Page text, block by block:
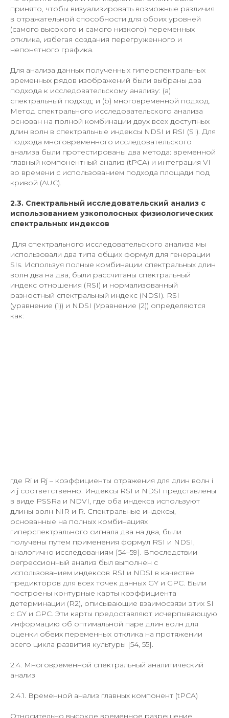
принято, чтобы визуализировать возможные различия
в отражательной способности для обоих уровней
(самого высокого и самого низкого) переменных
отклика, избегая создания перегруженного и
непонятного графика.
Для анализа данных полученных гиперспектральных
временных рядов изображений были выбраны два
подхода к исследовательскому анализу: (a)
спектральный подход; и (b) многовременной подход.
Метод спектрального исследовательского анализа
основан на полной комбинации двух всех доступных
длин волн в спектральные индексы NDSI и RSI (SI). Для
подхода многовременного исследовательского
анализа были протестированы два метода: временной
главный компонентный анализ (tPCA) и интеграция VI
во времени с использованием подхода площади под
кривой (AUC).
2.3. Спектральный исследовательский анализ с
использованием узкополосных физиологических
спектральных индексов
Для спектрального исследовательского анализа мы
использовали два типа общих формул для генерации
SIs. Используя полные комбинации спектральных длин
волн два на два, были рассчитаны спектральный
индекс отношения (RSI) и нормализованный
разностный спектральный индекс (NDSI). RSI
(уравнение (1)) и NDSI (Уравнение (2)) определяются
как:
где Ri и Rj – коэффициенты отражения для длин волн i
и j соответственно. Индексы RSI и NDSI представлены
в виде PSSRa и NDVI, где оба индекса используют
длины волн NIR и R. Спектральные индексы,
основанные на полных комбинациях
гиперспектрального сигнала два на два, были
получены путем применения формул RSI и NDSI,
аналогично исследованиям [54–59]. Впоследствии
регрессионный анализ был выполнен с
использованием индексов RSI и NDSI в качестве
предикторов для всех точек данных GY и GPC. Были
построены контурные карты коэффициента
детерминации (R2), описывающие взаимосвязи этих SI
с GY и GPC. Эти карты предоставляют исчерпывающую
информацию об оптимальной паре длин волн для
оценки обеих переменных отклика на протяжении
всего цикла развития культуры [54, 55].
2.4. Многовременной спектральный аналитический
анализ
2.4.1. Временной анализ главных компонент (tPCA)
Относительно высокое временное разрешение